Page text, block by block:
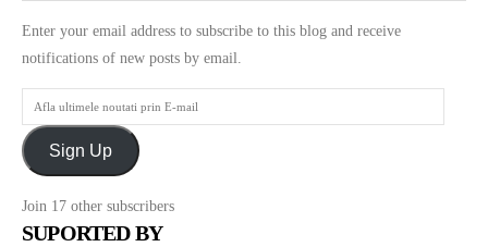
Enter your email address to subscribe to this blog and receive
notifications of new posts by email.
Afla
ultimele
noutati
E-
mail
Sign Up
Join 17 other subscribers
SUPORTED BY